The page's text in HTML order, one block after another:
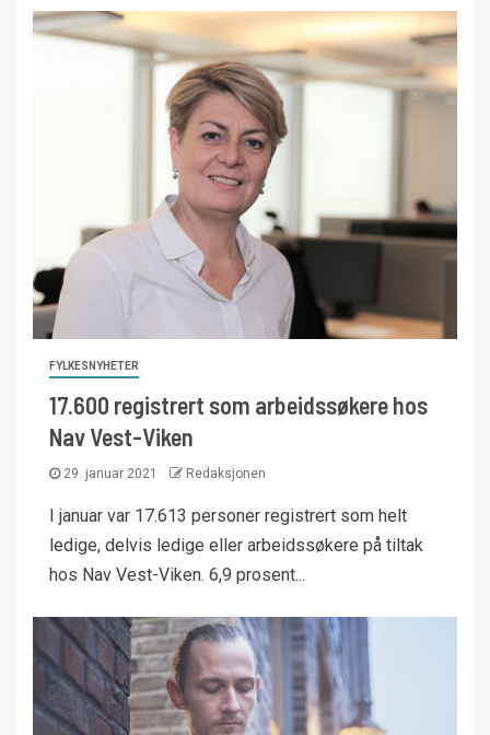
FYLKESNYHETER
17.600 registrert som arbeidssøkere hos
Nav Vest-Viken
29. januar 2021 Redaksjonen
I januar var 17.613 personer registrert som helt
ledige, delvis ledige eller arbeidssøkere på tiltak
hos Nav Vest-Viken. 6,9 prosent...